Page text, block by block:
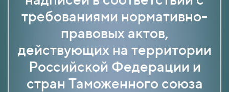
требованиями нормативно-
правовых актов,
действующих на территории
Российской Федерации и
стран Таможенного союза